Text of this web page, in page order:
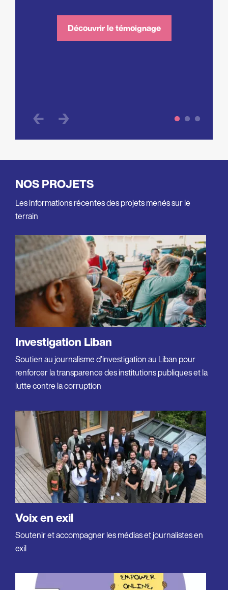
Découvrir le témoignage
NOS PROJETS
Les informations récentes des projets menés sur le
terrain
Investigation Liban
Soutien au journalisme d’investigation au Liban pour
renforcer la transparence des institutions publiques et la
lutte contre la corruption
Voix en exil
Soutenir et accompagner les médias et journalistes en
exil